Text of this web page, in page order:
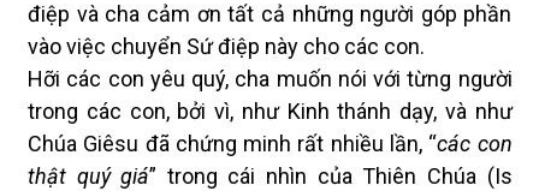
điệp và cha cảm ơn tất cả những người góp phần
vào việc chuyển Sứ điệp này cho các con.
Hỡi các con yêu quý, cha muốn nói với từng người
trong các con, bởi vì, như Kinh thánh dạy, và như
Chúa Giêsu đã chứng minh rất nhiều lần, “các con
thật quý giá” trong cái nhìn của Thiên Chúa (Is